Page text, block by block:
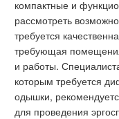
компактные и
рассмотреть
требуется
требующая
и работы.
которым требуется
одышки,
для проведения